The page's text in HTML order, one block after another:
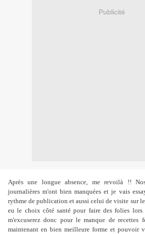
Publicité
Après une longue absence, me revoilà !!
journalières m'ont bien manquées et je vais
rythme de publication et aussi celui de visite sur
eu le choix côté santé pour faire des folies lors
m'excuserez donc pour le manque de recettes
maintenant en bien meilleure forme et pouvoir